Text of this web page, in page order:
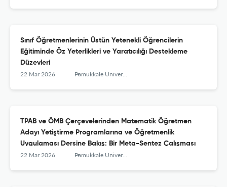
Sınıf Öğretmenlerinin Üstün Yetenekli Öğrencilerin
Eğitiminde Öz Yeterlikleri ve Yaratıcılığı Destekleme
Düzeyleri
22 Mar 2026 Pamukkale University Journal of Education
TPAB ve ÖMB Çerçevelerinden Matematik Öğretmen
Adayı Yetiştirme Programlarına ve Öğretmenlik
Uygulaması Dersine Bakış: Bir Meta-Sentez Çalışması
22 Mar 2026 Pamukkale University Journal of Education